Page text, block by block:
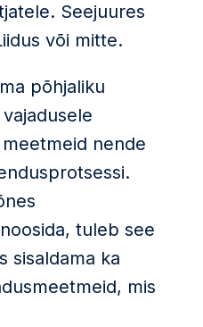
Seejuures
või mitte.
põhjaliku
nende
tuleb see
sisaldama ka
mis